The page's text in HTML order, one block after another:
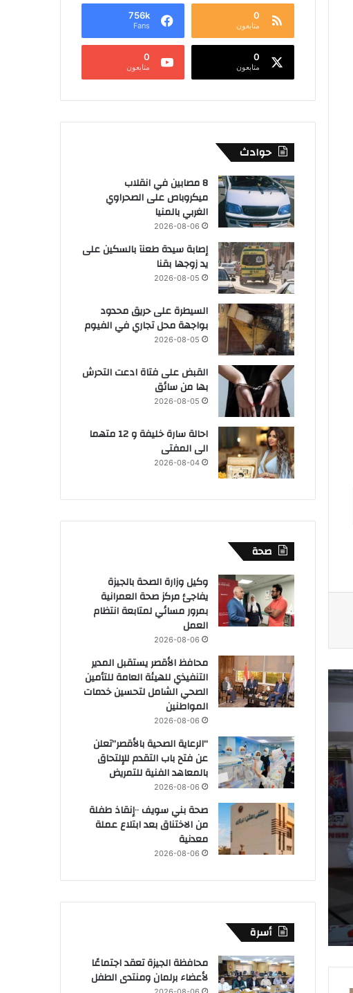
0
متابعون
756k
Fans
0
متابعون
0
متابعون
حوادث
8 مصابين في انقلاب
ميكروباص على الصحراوي
الغربي بالمنيا
2026-08-06
إصابة سيدة طعنآ بالسكين على
يد زوجها بقنا
2026-08-05
السيطرة على حريق محدود
بواجهة محل تجاري في الفيوم
2026-08-05
القبض على فتاة ادعت التحرش
بها من سائق
2026-08-05
احالة سارة خليفة و 12 متهما
الى المفتى
2026-08-04
صحة
وكيل وزارة الصحة بالجيزة
يفاجئ مركز صحة العمرانية
بمرور مسائي لمتابعة انتظام
العمل
2026-08-06
محافظ الأقصر يستقبل المدير
التنفيذي للهيئة العامة للتأمين
الصحي الشامل لتحسين خدمات
المواطنين
2026-08-06
“الرعاية الصحية بالأقصر”تعلن
عن فتح باب التقدم للإلتحاق
بالمعاهد الفنية للتمريض
2026-08-06
صحة بني سويف ٠٠إنقاذ طفلة
من الاختناق بعد ابتلاع عملة
معدنية
2026-08-06
أسرة
محافظة الجيزة تعقد اجتماعًا
لأعضاء برلمان ومنتدى الطفل